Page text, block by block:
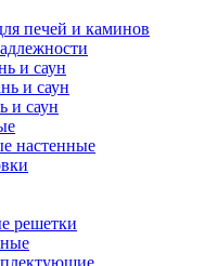
печей и каминов
и саун
и саун
и саун
настенные
решетки